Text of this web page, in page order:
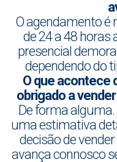
O agendamento é
de 24 a 48 horas
presencial
dependendo do
O que acontece
obrigado a
De forma
uma estimativa
decisão de
avança connosco